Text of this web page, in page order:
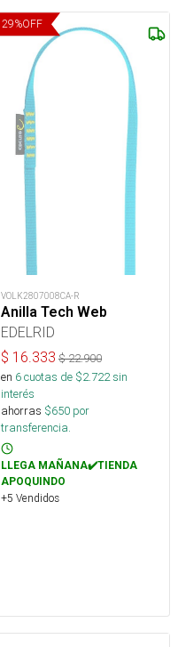
29%OFF
VOLK2807008CA-R
Anilla Tech Web
EDELRID
$ 16.333 $22.900
en 6cuotas de $2.722sin
interés
ahorras $650 por
transferencia.
LLEGA MAÑANA✔️TIENDA
APOQUINDO
+5 Vendidos